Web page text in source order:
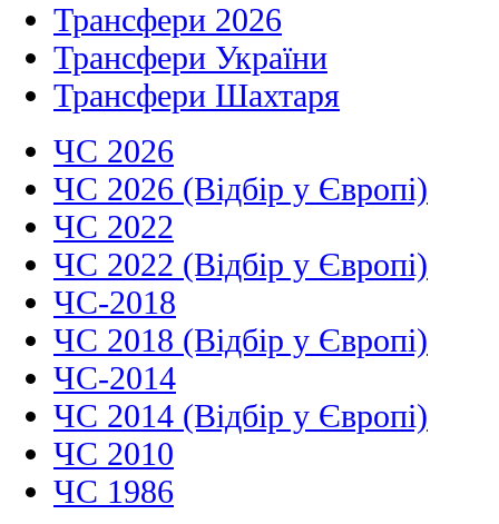
Трансфери 2026
Трансфери України
Трансфери Шахтаря
ЧС 2026
ЧС 2026 (Відбір у Європі)
ЧС 2022
ЧС 2022 (Відбір у Європі)
ЧС-2018
ЧС 2018 (Відбір у Європі)
ЧС-2014
ЧС 2014 (Відбір у Європі)
ЧС 2010
ЧС 1986